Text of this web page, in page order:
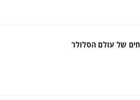
של עולם הסלולר